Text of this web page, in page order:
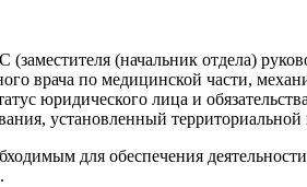
(начальник отдела)
врача по медицинской части,
юридического лица и
установленный территориальной
для обеспечения